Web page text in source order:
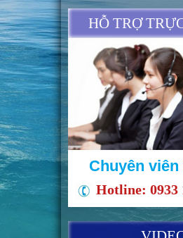
HỖ TRỢ
Chuyên
Hotline: 0933